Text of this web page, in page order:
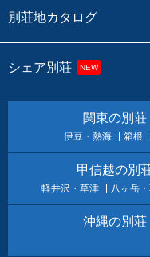
別荘地カタログ
シェア別荘 NEW
関東の別
伊豆・熱海 箱根
甲信越の別
軽井沢・草津 八ヶ岳
沖縄の別